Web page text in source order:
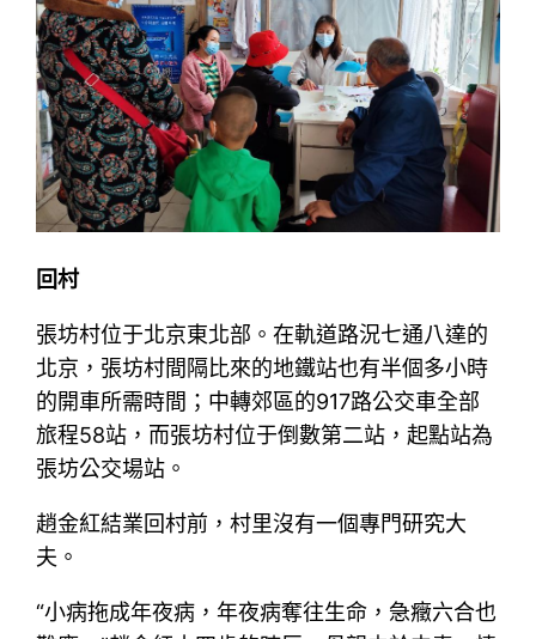
回村
張坊村位于北京東北部。在軌道路況七通八達的
北京，張坊村間隔比來的地鐵站也有半個多小時
的開車所需時間；中轉郊區的917路公交車全部
旅程58站，而張坊村位于倒數第二站，起點站為
張坊公交場站。
趙金紅結業回村前，村里沒有一個專門研究大
夫。
“小病拖成年夜病，年夜病奪往生命，急癥六合也